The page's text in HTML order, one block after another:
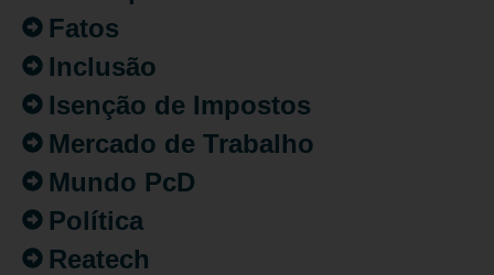
Fatos
Inclusão
Isenção de Impostos
Mercado de Trabalho
Mundo PcD
Política
Reatech